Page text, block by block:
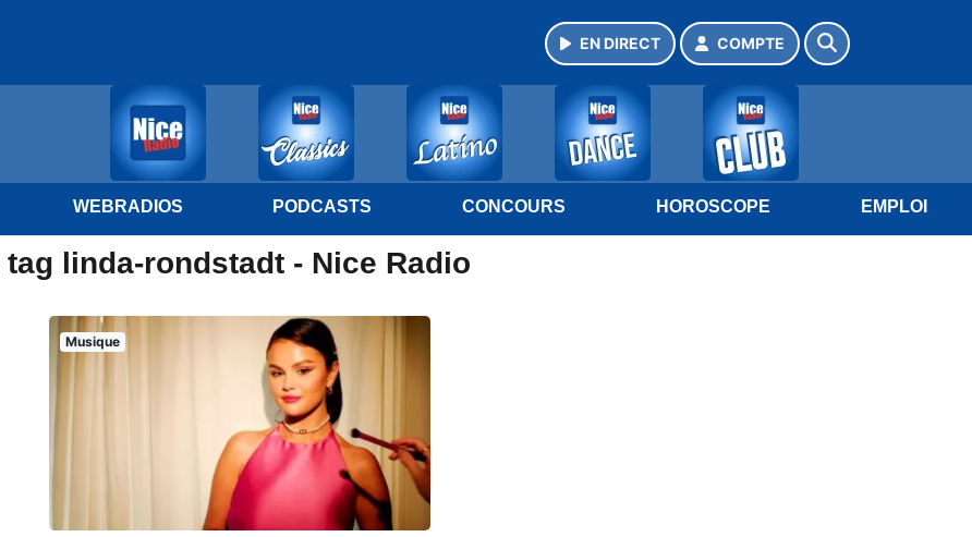
EN DIRECT COMPTE
WEBRADIOS PODCASTS CONCOURS HOROSCOPE EMPLOI
linda-rondstadt - Nice Radio
Musique